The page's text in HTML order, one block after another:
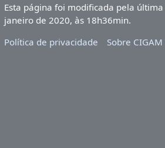
Esta página foi modificada pela
janeiro de 2020, às 18h36min.
Política de privacidade
Sobre CIGAM